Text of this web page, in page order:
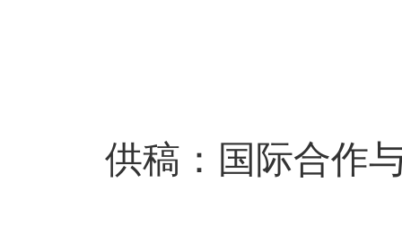
供稿：国际合作